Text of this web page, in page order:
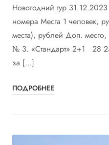
Новогодний тур
номера Места 1 человек,
места), рублей Доп.
№ 3. «Стандарт» 2+1 28
за […]
ПОДРОБНЕЕ